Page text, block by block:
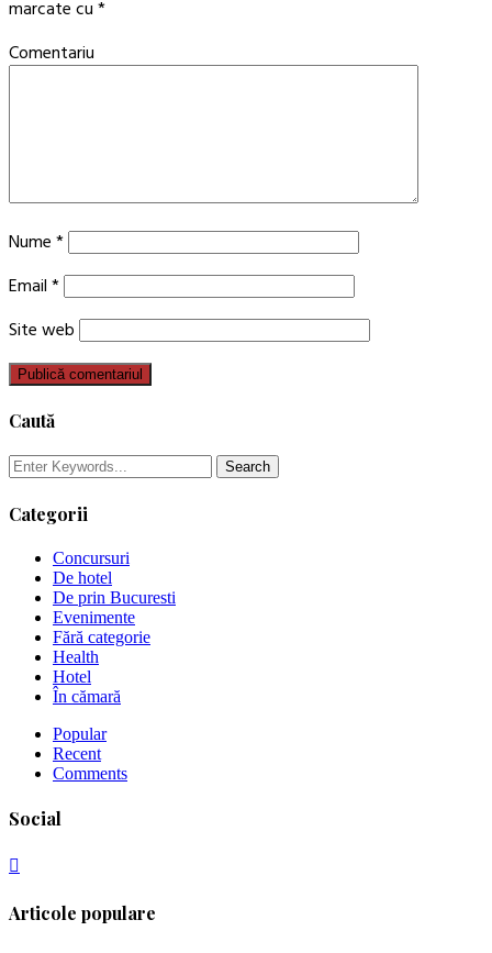
marcate cu *
Comentariu
Nume *
Email *
Site web
Caută
Categorii
Concursuri
De hotel
De prin Bucuresti
Evenimente
Fără categorie
Health
Hotel
În cămară
Popular
Recent
Comments
Social
Articole populare